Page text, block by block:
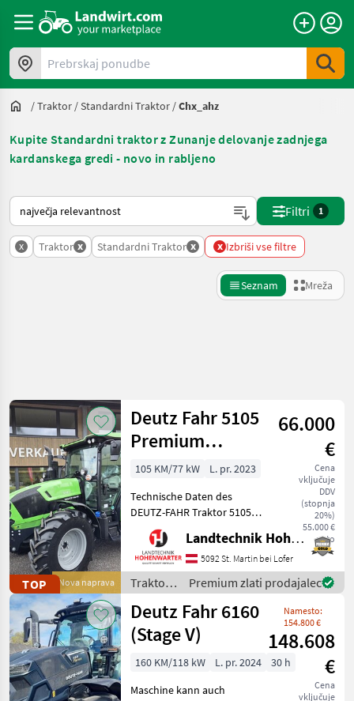
Prebrskaj ponudbe
/Traktor /Standardni Traktor /Chx_ahz
Kupite Standardni traktor z Zunanje delovanje zadnjega
kardanskega gredi - novo in rabljeno
Tako je razvrščeno na Landwirt.com
Filtri 1
x Traktor x Standardni Traktor x x Izbriši vse filtre
Seznam Mreža
Kategorija 3 Država Filtri
TRENUTNA
POT
Kmetijska
tehnika
Traktor
Standardni
Traktor
IZBERITE
KATEGORIJO
Steyr
558
Fendt
414
Ponastavi
Prikaži
rezultatov
TOP Nova naprava
Deutz Fahr 5105
Premium
(15955)
66.000
€
Cena
vključuje
DDV
(stopnja
20%)
55.000 €
neto
105 KM/77 kW
L. pr. 2023
Technische Daten des
DEUTZ-FAHR Traktor 5105
Premium > Baujahr: 2023 >
PS/KW: 105 PS > Modell:
Premium (Stage V) >
Lenksäule schwenk- und
teleskopierbar > Aerofit S
Landtechnik Hohenwarter GmbH
5092 St. Martin bei Lofer
Traktor /
Deutz
Fahr
Premium zlati prodajalec
Deutz Fahr 6160
(Stage V)
Namesto:
154.800 €
148.608
€
Cena
vključuje
160 KM/118 kW L. pr. 2024
30 h
Maschine kann auch